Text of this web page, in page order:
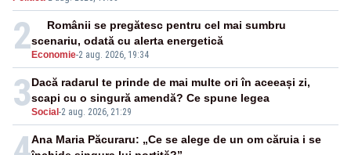
2 Economie-2 aug. 2026, 19:34
Românii se pregătesc pentru cel mai sumbru
scenariu, odată cu alerta energetică
3Social -2 aug. 2026, 21:29
Dacă radarul te prinde de mai multe ori în aceeași zi,
scapi cu o singură amendă? Ce spune legea
Ana Maria Păcuraru: „Ce se alege de un om căruia i se